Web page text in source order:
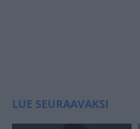
LUE SEURAAVAKSI